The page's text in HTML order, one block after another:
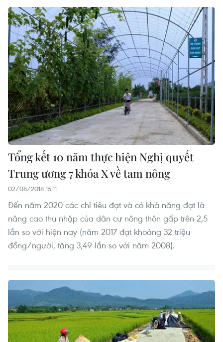
Tổng kết 10 năm thực hiện Nghị quyết
Trung ương 7 khóa X về tam nông
02/08/2018 15:11
Đến năm 2020 các chỉ tiêu đạt và có khả năng đạt là
nâng cao thu nhập của dân cư nông thôn gấp trên 2,5
lần so với hiện nay (năm 2017 đạt khoảng 32 triệu
đồng/người, tăng 3,49 lần so với năm 2008).